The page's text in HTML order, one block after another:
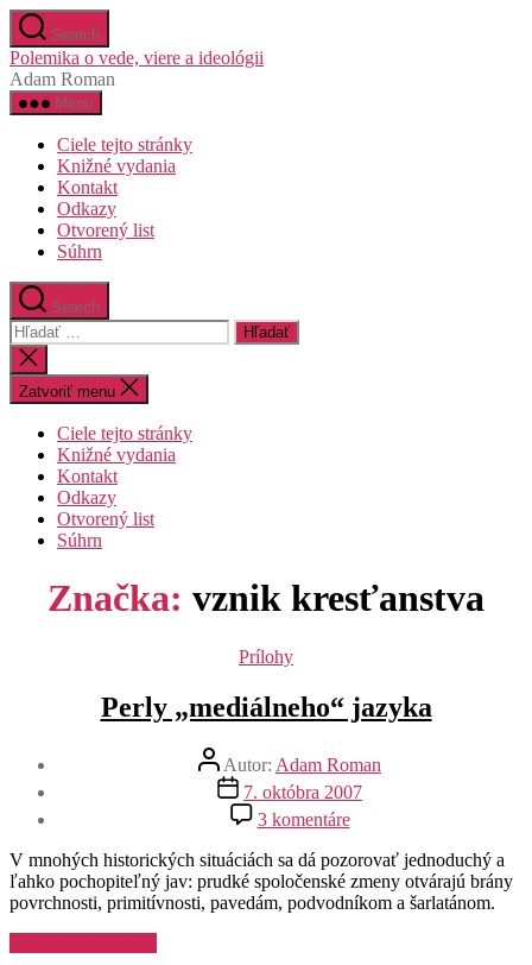
Preskočiť
na
obsah
Search
Polemika o vede, viere a ideológii
Adam Roman
Menu
Ciele tejto stránky
Knižné vydania
Kontakt
Odkazy
Otvorený list
Súhrn
Search
Vyhľadať:
Zatvoriť
vyhľadávanie
Zatvoriť menu
Ciele tejto stránky
Knižné vydania
Kontakt
Odkazy
Otvorený list
Súhrn
Značka: vznik kresťanstva
Kategórie
Prílohy
Perly „mediálneho“ jazyka
Autor
článku
Autor: Adam Roman
Dátum
článku
7. októbra 2007
3 komentárena
Perly
„mediálneho“
jazyka
V mnohých historických situáciách sa dá pozorovať jednoduchý a
ľahko pochopiteľný jav: prudké spoločenské zmeny otvárajú brány
povrchnosti, primitívnosti, pavedám, podvodníkom a šarlatánom.
„Perly